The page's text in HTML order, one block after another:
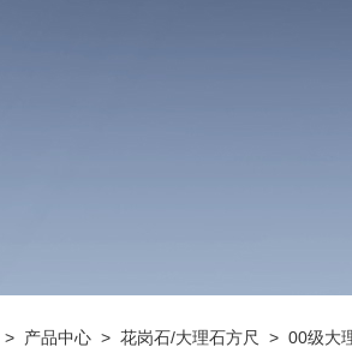
> 产品中心 > 花岗石/大理石方尺 > 00级大